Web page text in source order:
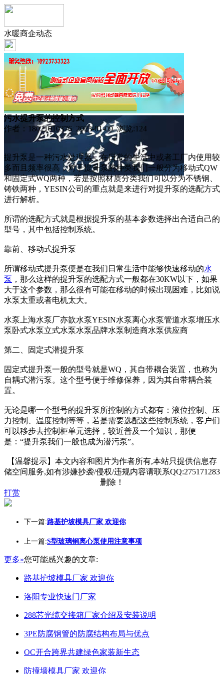
水暖商企动态
污水提升泵的控制方式
作者：18021010376 2023-01-09 浏览:124
提升泵是一种污水处理器，在日常的生活中或者工厂内使用较
多而且频率很高，对于提升泵的种类我们一般分为移动式QW
和固定式WQ两种，若是按照材质分类我们可以分为不锈钢、
铸铁两种，YESIN公司的重点就是来进行对提升泵的选配方式
进行解析。
所谓的选配方式就是根据提升泵的基本参数选择出合适自己的
型号，其中包括控制系统。
靠前、移动式提升泵
所谓移动式提升泵便是在我们日常生活中能够快速移动的水
泵 ，那么这样的提升泵的选配方式一般都在30KW以下，如果
大于这个参数，那么很有可能在移动的时候出现困难，比如说
水泵太重或者电机太大。
水泵上海水泵厂亦歆水泵YESIN水泵离心水泵管道水泵增压水
泵卧式水泵立式水泵水泵品牌水泵制造商水泵供应商
第二、固定式潜提升泵
固定式提升泵一般的型号就是WQ，其自带耦合装置，也称为
自耦式潜污泵。这个型号便于维修保养，因为其自带耦合装
置。
无论是哪一个型号的提升泵所控制的方式都有：液位控制、压
力控制、温度控制等等，若是需要选配这些控制系统，客户们
可以移步去控制柜单元选择，较近普及一个知识，那便
是：“提升泵我们一般也成为潜污泵”。
【温馨提示】本文内容和图片为作者所有,本站只提供信息存
储空间服务,如有涉嫌抄袭/侵权/违规内容请联系QQ:275171283
删除！
打赏
下一篇:路基护坡模具厂家 欢迎你
上一篇:S型玻璃钢离心泵使用注意事项
更多»您可能感兴趣的文章:
路基护坡模具厂家 欢迎你
洛阳专业快速门厂家
288芯光缆交接箱厂家介绍及安装说明
3PE防腐钢管的防腐结构布局与优点
OC开合跨界共建绿色家装新生态
防撞墙模具厂家 欢迎你